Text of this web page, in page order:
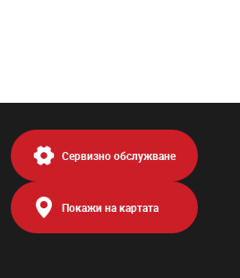
Сервизно обслужване
Покажи на картата